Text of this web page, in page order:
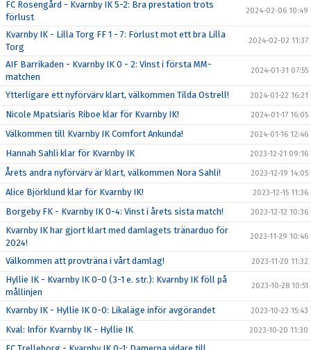
FC Rosengård - Kvarnby IK 5-2: Bra prestation trots
förlust
2024-02-06 10:49
Kvarnby IK - Lilla Torg FF 1 - 7: Förlust mot ett bra Lilla
Torg
2024-02-02 11:37
AIF Barrikaden - Kvarnby IK 0 - 2: Vinst i första MM-
matchen
2024-01-31 07:55
Ytterligare ett nyförvärv klart, välkommen Tilda Ostrell! 2024-01-22 16:21
Nicole Mpatsiaris Riboe klar för Kvarnby IK! 2024-01-17 16:05
Välkommen till Kvarnby IK Comfort Ankunda! 2024-01-16 12:46
Hannah Sahli klar för Kvarnby IK 2023-12-21 09:16
Årets andra nyförvärv är klart, välkommen Nora Sahli! 2023-12-19 14:05
Alice Björklund klar för Kvarnby IK! 2023-12-15 11:36
Borgeby FK - Kvarnby IK 0-4: Vinst i årets sista match! 2023-12-12 10:36
Kvarnby IK har gjort klart med damlagets tränarduo för
2024!
2023-11-29 10:46
Välkommen att provträna i vårt damlag! 2023-11-20 11:32
Hyllie IK - Kvarnby IK 0-0 (3-1 e. str.): Kvarnby IK föll på
mållinjen
2023-10-28 10:51
Kvarnby IK - Hyllie IK 0-0: Likaläge inför avgörandet 2023-10-23 15:43
Kval: Inför Kvarnby IK - Hyllie IK 2023-10-20 11:30